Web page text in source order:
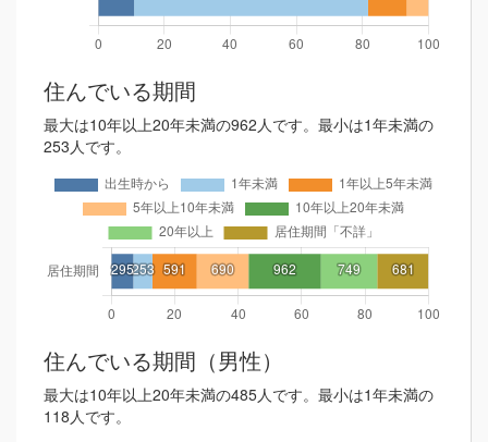
住んでいる期間
最大は10年以上20年未満の962人です。最小は1年未満の
253人です。
住んでいる期間（男性）
最大は10年以上20年未満の485人です。最小は1年未満の
118人です。